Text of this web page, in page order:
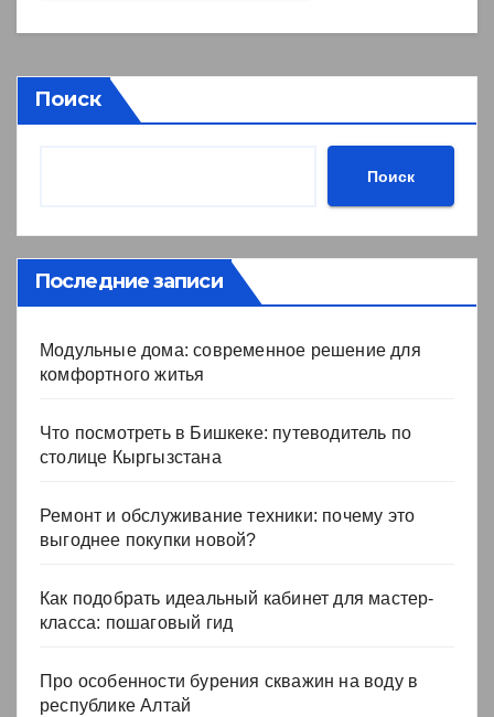
Поиск
Поиск
Последние записи
Модульные дома: современное решение для
комфортного житья
Что посмотреть в Бишкеке: путеводитель по
столице Кыргызстана
Ремонт и обслуживание техники: почему это
выгоднее покупки новой?
Как подобрать идеальный кабинет для мастер-
класса: пошаговый гид
Про особенности бурения скважин на воду в
республике Алтай